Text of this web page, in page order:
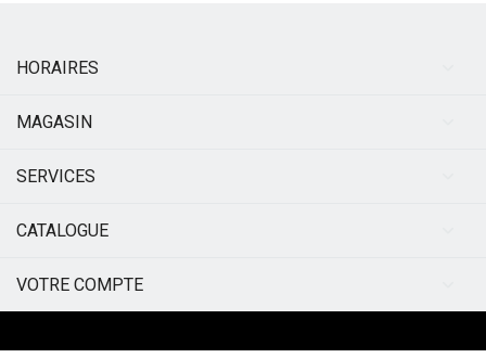
HORAIRES
MAGASIN
SERVICES
CATALOGUE
VOTRE COMPTE